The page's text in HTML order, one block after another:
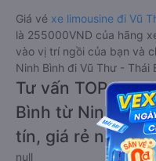
Giá vé xe limousine đi Vũ
là 255000VND của hãng
vào vị trí ngồi của bạn và
Ninh Bình đi Vũ Thư - Thái
Tư vấn TOP 2
Bình từ Ninh
tín, giá rẻ nhất
null